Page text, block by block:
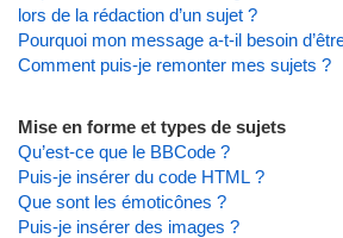
lors de la rédaction d’un sujet ?
Pourquoi mon message a-t-il besoin
Comment puis-je remonter mes sujets ?
Mise en forme et types de sujets
Qu’est-ce que le BBCode ?
Puis-je insérer du code HTML ?
Que sont les émoticônes ?
Puis-je insérer des images ?